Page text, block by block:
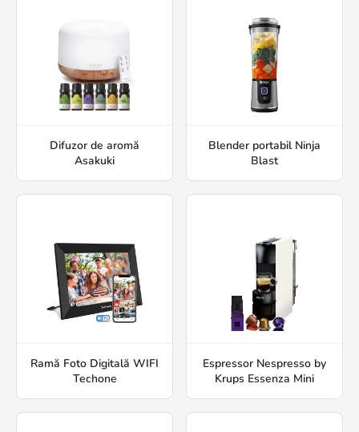
Difuzor de aromă
Asakuki
Blender portabil Ninja
Blast
Ramă Foto Digitală WIFI
Techone
Espressor Nespresso by
Krups Essenza Mini